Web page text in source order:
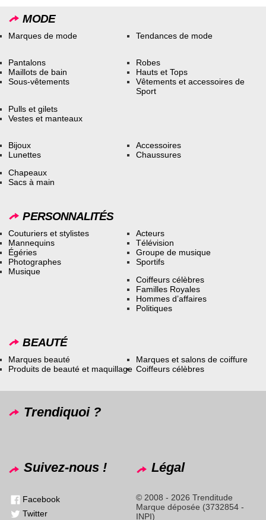
MODE
Marques de mode Tendances de mode
Pantalons
Maillots de bain
Sous-vêtements
Robes
Hauts et Tops
Vêtements et accessoires de
Sport
Pulls et gilets
Vestes et manteaux
Bijoux
Lunettes
Accessoires
Chaussures
Chapeaux
Sacs à main
PERSONNALITÉS
Couturiers et stylistes
Mannequins
Égéries
Photographes
Musique
Acteurs
Télévision
Groupe de musique
Sportifs
Coiffeurs célèbres
Familles Royales
Hommes d’affaires
Politiques
BEAUTÉ
Marques beauté
Produits de beauté et maquillage
Marques et salons de coiffure
Coiffeurs célèbres
Trendiquoi ?
Suivez-nous !
Facebook
Twitter
Légal
© 2008 - 2026 Trenditude
Marque déposée (3732854 -
INPI)